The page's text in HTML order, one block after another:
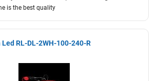
is the best quality
RL-DL-2WH-100-240-R